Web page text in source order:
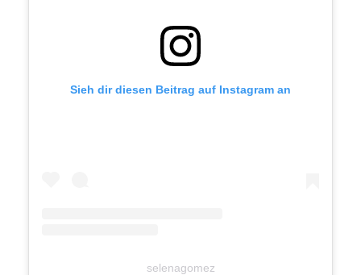
Sieh dir diesen Beitrag auf Instagram an
selenagomez